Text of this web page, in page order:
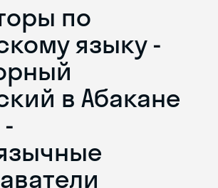
по
языку -
в Абакане